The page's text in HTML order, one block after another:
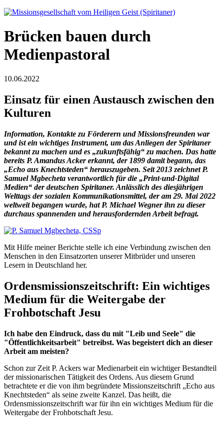
Brücken bauen durch
Medienpastoral
10.06.2022
Einsatz für einen Austausch zwischen den
Kulturen
Information, Kontakte zu Förderern und Missionsfreunden war
und ist ein wichtiges Instrument, um das Anliegen der Spiritaner
bekannt zu machen und es „zukunftsfähig“ zu machen. Das hatte
bereits P. Amandus Acker erkannt, der 1899 damit begann, das
„Echo aus Knechtsteden“ herauszugeben. Seit 2013 zeichnet P.
Samuel Mgbecheta verantwortlich für die „Print-und-Digital
Medien“ der deutschen Spiritaner. Anlässlich des diesjährigen
Welttags der sozialen Kommunikationsmittel, der am 29. Mai 2022
weltweit begangen wurde, hat P. Michael Wegner ihn zu dieser
durchaus spannenden und herausfordernden Arbeit befragt.
Mit Hilfe meiner Berichte stelle ich eine Verbindung zwischen den
Menschen in den Einsatzorten unserer Mitbrüder und unseren
Lesern in Deutschland her.
Ordensmissionszeitschrift: Ein wichtiges
Medium für die Weitergabe der
Frohbotschaft Jesu
Ich habe den Eindruck, dass du mit "Leib und Seele" die
"Öffentlichkeitsarbeit" betreibst. Was begeistert dich an dieser
Arbeit am meisten?
Schon zur Zeit P. Ackers war Medienarbeit ein wichtiger Bestandteil
der missionarischen Tätigkeit des Ordens. Aus diesem Grund
betrachtete er die von ihm begründete Missionszeitschrift „Echo aus
Knechtsteden“ als seine zweite Kanzel. Das heißt, die
Ordensmissionszeitschrift war für ihn ein wichtiges Medium für die
Weitergabe der Frohbotschaft Jesu.